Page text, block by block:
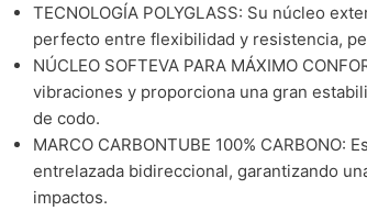
TECNOLOGÍA POLYGLASS: Su núcleo
perfecto entre flexibilidad y resistencia,
NÚCLEO SOFTEVA PARA MÁXIMO
vibraciones y proporciona una gran
de codo.
MARCO CARBONTUBE 100%
entrelazada bidireccional, garantizando
impactos.